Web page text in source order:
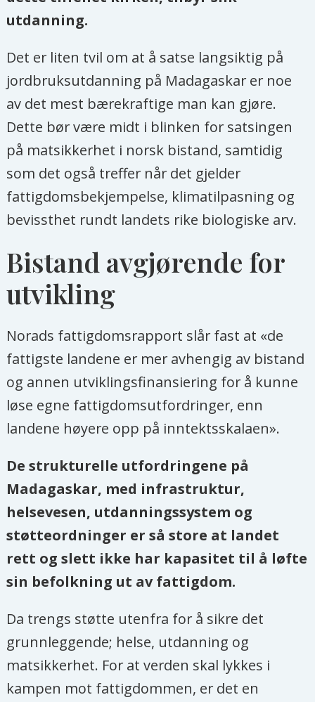
utdanning.
Det er liten tvil om at å satse langsiktig på
jordbruksutdanning på Madagaskar er noe
av det mest bærekraftige man kan gjøre.
Dette bør være midt i blinken for satsingen
på matsikkerhet i norsk bistand, samtidig
som det også treffer når det gjelder
fattigdomsbekjempelse, klimatilpasning og
bevissthet rundt landets rike biologiske arv.
Bistand avgjørende for
utvikling
Norads fattigdomsrapport slår fast at «de
fattigste landene er mer avhengig av bistand
og annen utviklingsfinansiering for å kunne
løse egne fattigdomsutfordringer, enn
landene høyere opp på inntektsskalaen».
De strukturelle utfordringene på
Madagaskar, med infrastruktur,
helsevesen, utdanningssystem og
støtteordninger er så store at landet
rett og slett ikke har kapasitet til å løfte
sin befolkning ut av fattigdom.
Da trengs støtte utenfra for å sikre det
grunnleggende; helse, utdanning og
matsikkerhet. For at verden skal lykkes i
kampen mot fattigdommen, er det en